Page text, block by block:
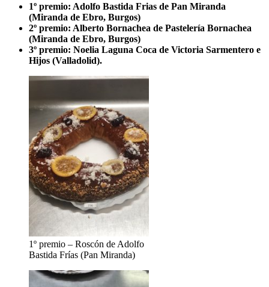
1º premio: Adolfo Bastida Frias de Pan Miranda
(Miranda de Ebro, Burgos)
2º premio: Alberto Bornachea de Pastelería Bornachea
(Miranda de Ebro, Burgos)
3º premio: Noelia Laguna Coca de Victoria Sarmentero e
Hijos (Valladolid).
1º premio – Roscón de Adolfo
Bastida Frías (Pan Miranda)